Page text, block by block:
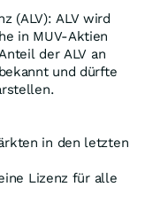
(ALV): ALV wird
in MUV-Aktien
der ALV an
und dürfte
in den letzten
Lizenz für alle